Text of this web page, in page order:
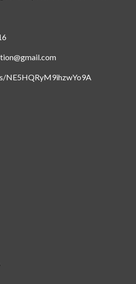
NE5HQRyM9ihzwYo9A